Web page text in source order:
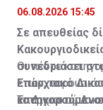
τρομοκρατίας
06.08.2026 15:45
Σε απευθείας
συνεδριάσει
Επαρχιακό
Οι πέντε
ετών,
Επαρχιακού
Το Δικαστήριο